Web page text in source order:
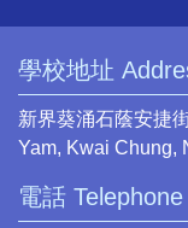
學校地址
新界葵涌石蔭安捷
Yam, Kwai Chung,
電話 Telephone